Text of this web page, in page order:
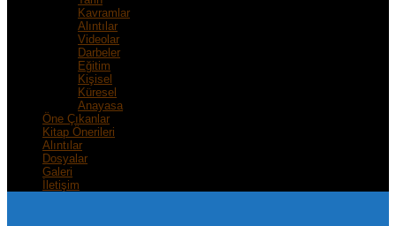
Kavramlar
Alıntılar
Videolar
Darbeler
Eğitim
Kişisel
Küresel
Anayasa
Öne Çıkanlar
Kitap Önerileri
Alıntılar
Dosyalar
Galeri
İletişim